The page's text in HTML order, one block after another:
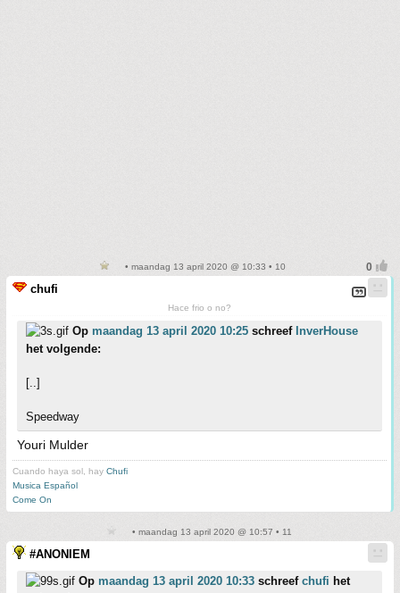
• maandag 13 april 2020 @ 10:33 • 10
chufi
Hace frio o no?
Op maandag 13 april 2020 10:25 schreef InverHouse
het volgende:
[..]
Speedway
Youri Mulder
Cuando haya sol, hay Chufi
Musica Español
Come On
• maandag 13 april 2020 @ 10:57 • 11
#ANONIEM
Op maandag 13 april 2020 10:33 schreef chufi het